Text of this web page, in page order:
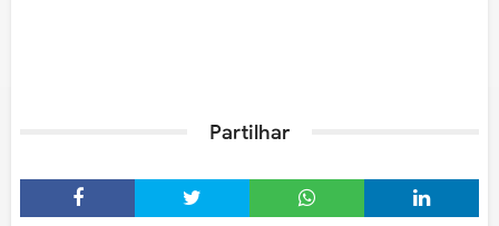
Partilhar